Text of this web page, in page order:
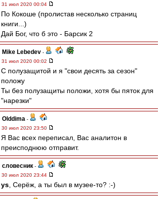
31 июл 2020 00:04
По Кокоше (пролистав несколько страниц
книги...)
Дай Бог, что б это - Барсик 2
Mike Lebedev -
31 июл 2020 00:02
С полузащитой и я "свои десять за сезон"
положу
Ты без полузащиты положи, хотя бы пяток для
"нарезки"
Olddima -
30 июл 2020 23:50
Я Вас всех переписал, Вас аналитон в
преисподнюю отправит.
словесник -
30 июл 2020 23:44
ys , Серёж, а ты был в музее-то? :-)